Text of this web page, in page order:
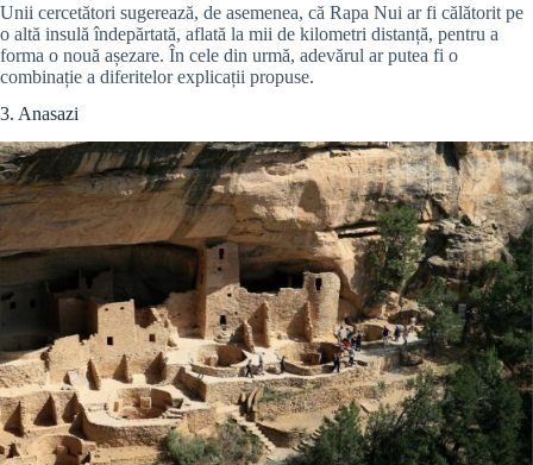
Unii cercetători sugerează, de asemenea, că Rapa Nui ar fi călătorit pe
o altă insulă îndepărtată, aflată la mii de kilometri distanță, pentru a
forma o nouă așezare. În cele din urmă, adevărul ar putea fi o
combinație a diferitelor explicații propuse.
3. Anasazi